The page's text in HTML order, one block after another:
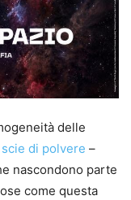
delle
scie di polvere –
nascondono parte
come questa